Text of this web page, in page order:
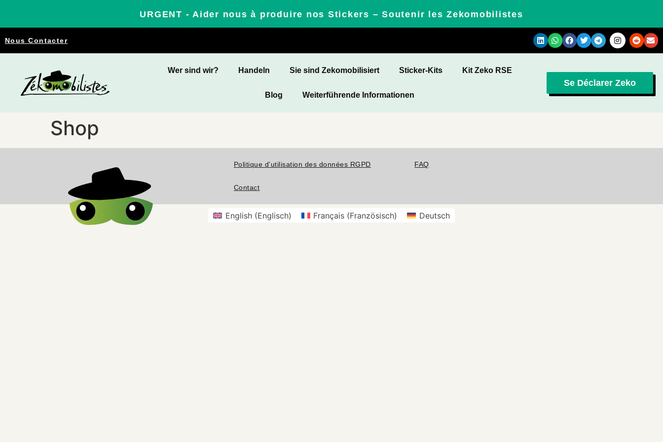
URGENT - Aider nous à produire nos Stickers – Soutenir les Zekomobilistes
Nous Contacter
Wer sind wir? Handeln Sie sind Zekomobilisiert Sticker-Kits Kit Zeko RSE
Blog Weiterführende Informationen
Se Déclarer Zeko
Shop
Politique d'utilisation des données RGPD FAQ
Contact
English(Englisch) Français (Französisch) Deutsch